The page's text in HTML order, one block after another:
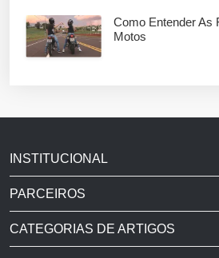
Como Entender As
Motos
INSTITUCIONAL
PARCEIROS
CATEGORIAS DE ARTIGOS